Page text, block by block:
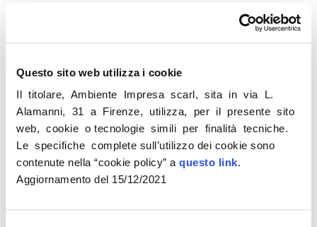
Questo sito web utilizza i cookie
Il titolare, Ambiente Impresa scarl, sita in via L.
Alamanni, 31 a Firenze, utilizza, per il presente sito
web, cookie o tecnologie simili per finalità tecniche.
Le specifiche complete sull’utilizzo dei cookie sono
contenute nella “cookie policy” a questo link.
Aggiornamento del 15/12/2021
Presupposti individuali alla mediazione
dei conflitti, l’approccio win win alla
Approfondimenti e integrazioni.
Calendario incontri:27 Ottobre, 2, 9, 16,
30 Novembre ore 18-20
Per la preadesione al corso di